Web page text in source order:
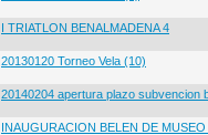
I TRIATLON BENALMADENA 4
20130120 Torneo Vela (10)
20140204 apertura plazo subvencion
INAUGURACION BELEN DE